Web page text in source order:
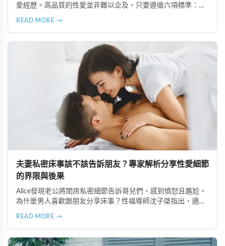
愛經歷。高品質的性愛並非難以企及，只要遵循六項標準：至
READ MORE →
夫妻私密床事該不該告訴朋友？專家解析分享性愛細節
的界限與後果
Alice發現老公將閨房私密細節告訴哥兒們，感到憤怒且尷尬。
為什麼男人喜歡跟朋友分享床事？性福導師沈子棨指出，適度
侶。分享美好部分能讓人羨慕，但若分享問題可能讓伴侶難以
做人。建議慎選口風緊的好友，若有性生活問題應尋求專業諮
READ MORE →